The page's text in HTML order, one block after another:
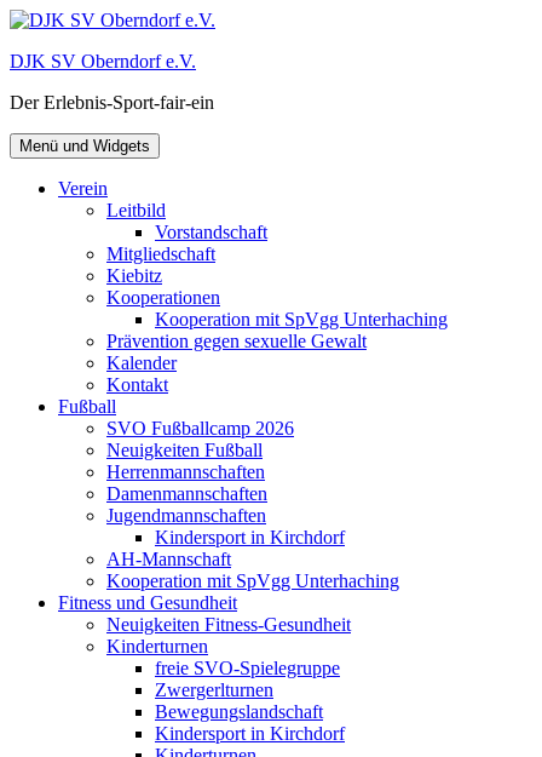
Zum
springen
DJK SV Oberndorf e.V.
Der Erlebnis-Sport-fair-ein
Menü und Widgets
Verein
Leitbild
Vorstandschaft
Mitgliedschaft
Kiebitz
Kooperationen
Kooperation mit SpVgg Unterhaching
Prävention gegen sexuelle Gewalt
Kalender
Kontakt
Fußball
SVO Fußballcamp 2026
Neuigkeiten Fußball
Herrenmannschaften
Damenmannschaften
Jugendmannschaften
Kindersport in Kirchdorf
AH-Mannschaft
Kooperation mit SpVgg Unterhaching
Fitness und Gesundheit
Neuigkeiten Fitness-Gesundheit
Kinderturnen
freie SVO-Spielegruppe
Zwergerlturnen
Bewegungslandschaft
Kindersport in Kirchdorf